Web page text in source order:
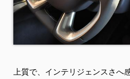
上質で、インテリジェンスさへ